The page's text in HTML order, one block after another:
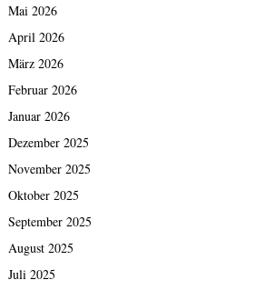
Mai 2026
April 2026
März 2026
Februar 2026
Januar 2026
Dezember 2025
November 2025
Oktober 2025
September 2025
August 2025
Juli 2025